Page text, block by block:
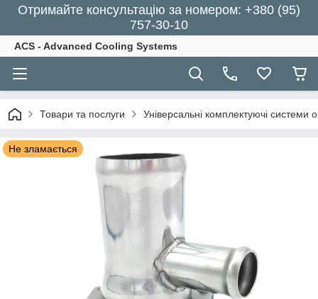
Отримайте консультацію за номером: +380 (95)
757-30-10
ACS - Advanced Cooling Systems
Товари та послуги Універсальні комплектуючі системи
Не зламається